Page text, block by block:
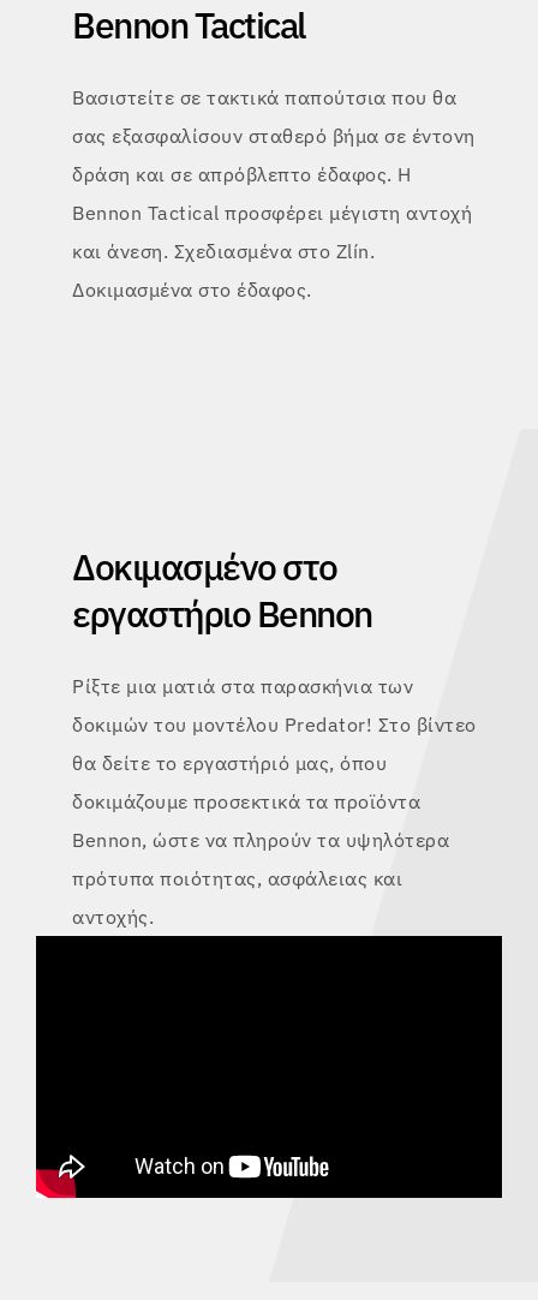
Bennon Tactical
Βασιστείτε σε τακτικά παπούτσια που θα
σας εξασφαλίσουν σταθερό βήμα σε έντονη
δράση και σε απρόβλεπτο έδαφος. Η
Bennon Tactical προσφέρει μέγιστη αντοχή
και άνεση. Σχεδιασμένα στο Zlín.
Δοκιμασμένα στο έδαφος.
Δοκιμασμένο στο
εργαστήριο Bennon
Ρίξτε μια ματιά στα παρασκήνια των
δοκιμών του μοντέλου Predator! Στο βίντεο
θα δείτε το εργαστήριό μας, όπου
δοκιμάζουμε προσεκτικά τα προϊόντα
Bennon, ώστε να πληρούν τα υψηλότερα
πρότυπα ποιότητας, ασφάλειας και
αντοχής.